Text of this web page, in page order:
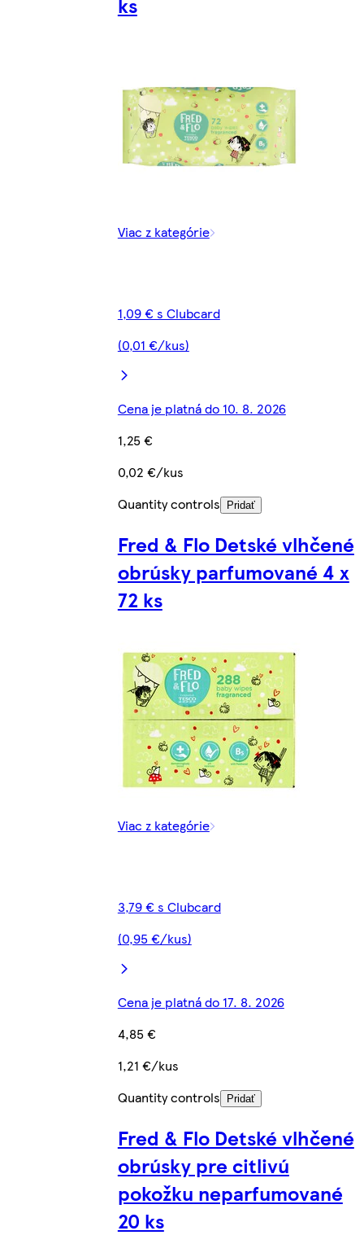
Viac z kategórie
1,09 € s Clubcard
(0,01 €/kus)
Cena je platná do 10. 8. 2026
1,25 €
0,02 €/kus
Quantity controls
Pridať
Fred & Flo Detské vlhčené
obrúsky parfumované 4 x
72 ks
Viac z kategórie
3,79 € s Clubcard
(0,95 €/kus)
Cena je platná do 17. 8. 2026
4,85 €
1,21 €/kus
Quantity controls
Pridať
Fred & Flo Detské vlhčené
obrúsky pre citlivú
pokožku neparfumované
20 ks